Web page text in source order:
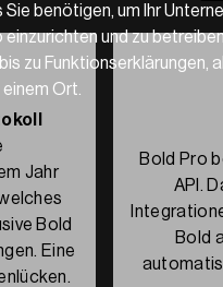
Sie benötigen, um Ihr
und zu
zu Funktionserklärungen,
einem Ort.
Jahr
Bold
Eine
Bold Pro
API.
Bold